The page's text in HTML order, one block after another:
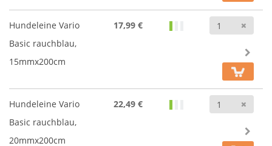
Hundeleine Vario
Basic rauchblau,
15mmx200cm
17,99 €
Hundeleine Vario
Basic rauchblau,
20mmx200cm
22,49 €